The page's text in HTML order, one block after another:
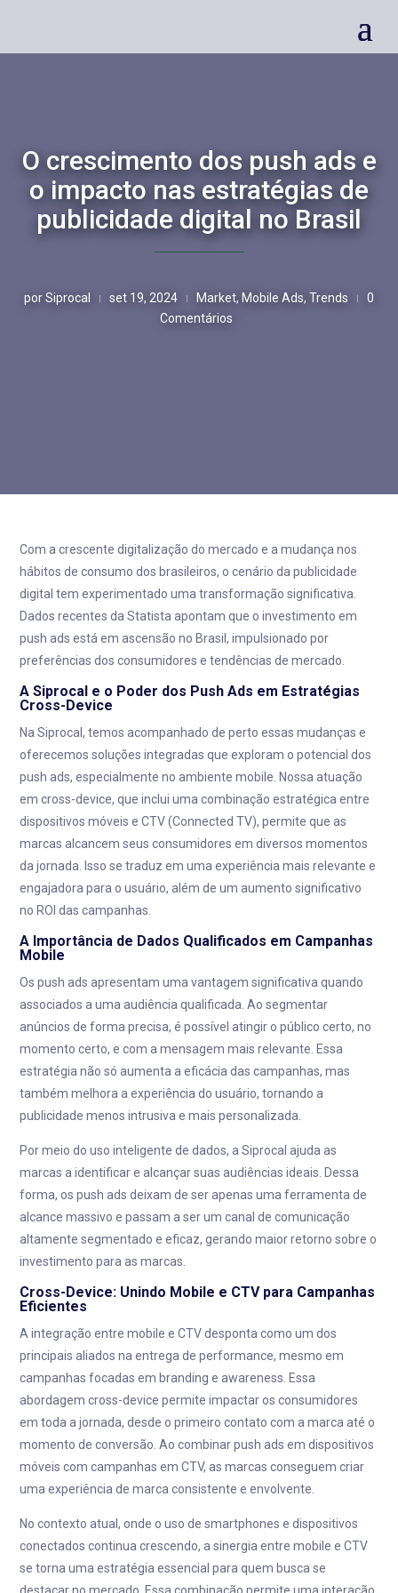
O crescimento dos push ads e
o impacto nas estratégias de
publicidade digital no Brasil
porSiprocal | set 19, 2024 | Market, Mobile Ads, Trends |
0
Comentários
Com a crescente digitalização do mercado e a mudança nos
hábitos de consumo dos brasileiros, o cenário da publicidade
digital tem experimentado uma transformação significativa.
Dados recentes da Statista apontam que o investimento em
push ads está em ascensão no Brasil, impulsionado por
preferências dos consumidores e tendências de mercado.
A Siprocal e o Poder dos Push Ads em Estratégias
Cross-Device
Na Siprocal, temos acompanhado de perto essas mudanças e
oferecemos soluções integradas que exploram o potencial dos
push ads, especialmente no ambiente mobile. Nossa atuação
em cross-device, que inclui uma combinação estratégica entre
dispositivos móveis e CTV (Connected TV), permite que as
marcas alcancem seus consumidores em diversos momentos
da jornada. Isso se traduz em uma experiência mais relevante e
engajadora para o usuário, além de um aumento significativo
no ROI das campanhas.
A Importância de Dados Qualificados em Campanhas
Mobile
Os push ads apresentam uma vantagem significativa quando
associados a uma audiência qualificada. Ao segmentar
anúncios de forma precisa, é possível atingir o público certo, no
momento certo, e com a mensagem mais relevante. Essa
estratégia não só aumenta a eficácia das campanhas, mas
também melhora a experiência do usuário, tornando a
publicidade menos intrusiva e mais personalizada.
Por meio do uso inteligente de dados, a Siprocal ajuda as
marcas a identificar e alcançar suas audiências ideais. Dessa
forma, os push ads deixam de ser apenas uma ferramenta de
alcance massivo e passam a ser um canal de comunicação
altamente segmentado e eficaz, gerando maior retorno sobre o
investimento para as marcas.
Cross-Device: Unindo Mobile e CTV para Campanhas
Eficientes
A integração entre mobile e CTV desponta como um dos
principais aliados na entrega de performance, mesmo em
campanhas focadas em branding e awareness. Essa
abordagem cross-device permite impactar os consumidores
em toda a jornada, desde o primeiro contato com a marca até o
momento de conversão. Ao combinar push ads em dispositivos
móveis com campanhas em CTV, as marcas conseguem criar
uma experiência de marca consistente e envolvente.
No contexto atual, onde o uso de smartphones e dispositivos
conectados continua crescendo, a sinergia entre mobile e CTV
se torna uma estratégia essencial para quem busca se